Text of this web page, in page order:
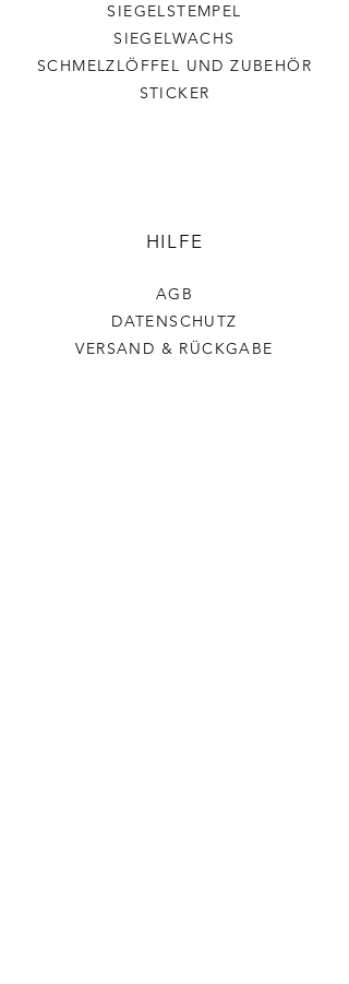
SIEGELSTEMPEL
SIEGELWACHS
SCHMELZLÖFFEL UND ZUBEHÖR
STICKER
HILFE
AGB
DATENSCHUTZ
VERSAND & RÜCKGABE